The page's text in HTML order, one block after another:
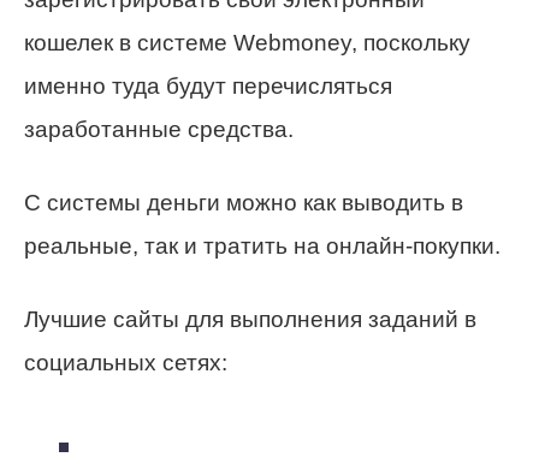
кошелек в системе Webmoney, поскольку
именно туда будут перечисляться
заработанные средства.
С системы деньги можно как выводить в
реальные, так и тратить на онлайн-покупки.
Лучшие сайты для выполнения заданий в
социальных сетях: